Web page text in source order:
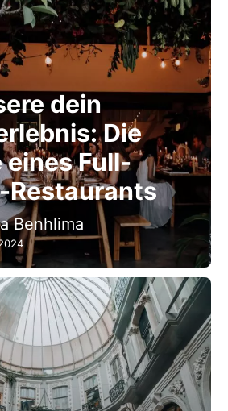
dein
Die
Full-
Restaurants
Benhlima